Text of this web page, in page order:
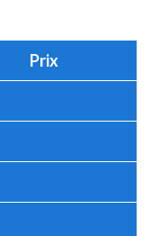
Prix